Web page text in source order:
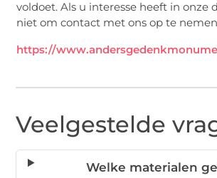
voldoet. Als u interesse heeft in onze
niet om contact met ons op te
https://
Veelgestelde
Welke materialen